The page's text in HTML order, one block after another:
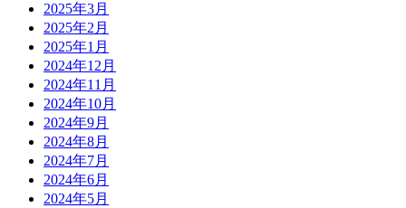
2025年3月
2025年2月
2025年1月
2024年12月
2024年11月
2024年10月
2024年9月
2024年8月
2024年7月
2024年6月
2024年5月